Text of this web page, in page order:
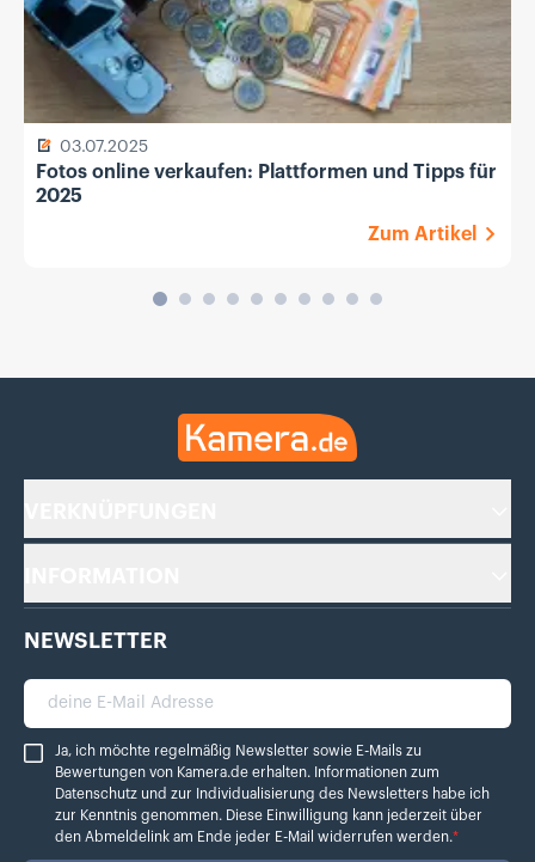
03.07.2025
Fotos online verkaufen: Plattformen und Tipps für
2025
Zum Artikel
Kamera.de
NEWSLETTER
deine E-Mail Adresse
Ja, ich möchte regelmäßig Newsletter sowie E-Mails zu Bewertungen von
Ja, ich möchte regelmäßig Newsletter sowie E-Mails zu
Bewertungen von Kamera.de erhalten. Informationen zum
Datenschutz und zur Individualisierung des Newsletters habe ich
zur Kenntnis genommen. Diese Einwilligung kann jederzeit über
den Abmeldelink am Ende jeder E-Mail widerrufen werden.*